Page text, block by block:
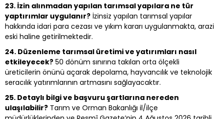
23. İzin alınmadan yapılan tarımsal yapılara ne tür
yaptırımlar uygulanır? İzinsiz yapılan tarımsal yapılar
hakkında idari para cezası ve yıkım kararı uygulanmakta, arazi
eski haline getirilmektedir.
24. Düzenleme tarımsal üretimi ve yatırımları nasıl
etkileyecek? 50 dönüm sınırına takılan orta ölçekli
üreticilerin önünü açarak depolama, hayvancılık ve teknolojik
seracılık yatırımlarının artmasını sağlayacaktır.
25. Detaylı bilgi ve başvuru şartlarına nereden
ulaşılabilir? Tarım ve Orman Bakanlığı il/ilçe